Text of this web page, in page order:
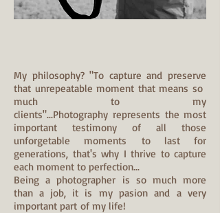
My philosophy? "To capture and preserve
that unrepeatable moment that means so
much to my
clients"...Photography represents the most
important testimony of all those
unforgetable moments to last for
generations, that's why I thrive to capture
each moment to perfection...
Being a photographer is so much more
than a job, it is my pasion and a very
important part of my life!